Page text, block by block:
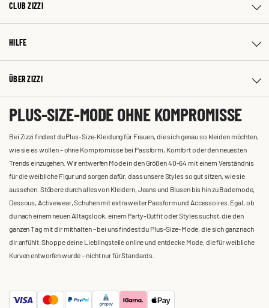
CLUB ZIZZI
HILFE
ÜBER ZIZZI
PLUS-SIZE-MODE OHNE KOMPROMISSE
Bei Zizzi findest du Plus-Size-Kleidung für Frauen, die sich genau so kleiden möchten,
wie sie es wollen – ohne Kompromisse bei Passform, Komfort oder den neuesten
Trends einzugehen. Wir entwerfen Mode in den Größen 40-64 mit einem Verständnis
für die weibliche Figur und sorgen dafür, dass unsere Styles so gut sitzen, wie sie
aussehen. Stöbere durch alles von Kleidern, Jeans und Blusen bis hin zu Bademode,
Dessous, Activewear, Schuhen mit extra weiter Passform und Accessoires. Egal, ob
du nach einem neuen Alltagslook, einem Party-Outfit oder Styles suchst, die den
ganzen Tag mit dir mithalten – bei uns findest du Plus-Size-Mode, die sich ganz nach
dir anfühlt. Shoppe deine Lieblingsteile online und entdecke Mode, die für weibliche
Kurven entworfen wurde – nicht nur für Standards.